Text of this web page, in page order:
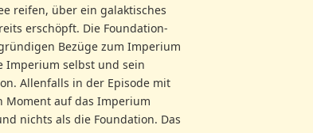
reifen, über ein galaktisches
erschöpft. Die Foundation-
Bezüge zum Imperium
Imperium selbst und sein
Allenfalls in der Episode mit
Moment auf das Imperium
nichts als die Foundation. Das